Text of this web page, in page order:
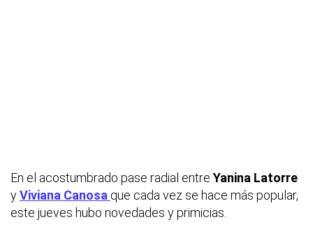
En el acostumbrado pase radial entre Yanina Latorre
yViviana Canosa que cada vez se hace más popular,
este jueves hubo novedades y primicias.